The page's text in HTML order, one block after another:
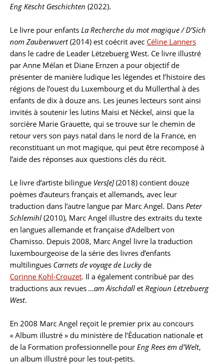
Eng Këscht Geschichten (2022).
Le livre pour enfants La Recherche du mot magique / D’Sich
nom Zauberwuert(2014) est coécrit avec Céline Lanners
dans le cadre de Leader Lëtzebuerg West. Ce livre illustré
par Anne Mélan et Diane Ernzen a pour objectif de
présenter de manière ludique les légendes et l’histoire des
régions de l’ouest du Luxembourg et du Müllerthal à des
enfants de dix à douze ans. Les jeunes lecteurs sont ainsi
invités à soutenir les lutins Maisi et Néckel, ainsi que la
sorcière Marie Grauette, qui se trouve sur le chemin de
retour vers son pays natal dans le nord de la France, en
reconstituant un mot magique, qui peut être recomposé à
l’aide des réponses aux questions clés du récit.
Le livre d’artiste bilingue Vers[e](2018) contient douze
poèmes d’auteurs français et allemands, avec leur
traduction dans l’autre langue par Marc Angel. Dans Peter
Schlemihl (2010), Marc Angel illustre des extraits du texte
en langues allemande et française d’Adelbert von
Chamisso. Depuis 2008, Marc Angel livre la traduction
luxembourgeoise de la série des livres d’enfants
multilingues Carnets de voyage de Luckyde
Corinne Kohl-Crouzet. Il a également contribué par des
traductions aux revues …am Äischdall et Regioun Lëtzebuerg
West.
En 2008 Marc Angel reçoit le premier prix au concours
« Album illustré » du ministère de l’Éducation nationale et
de la Formation professionnelle pour Eng Rees ëm d’Welt,
un album illustré pour les tout-petits.